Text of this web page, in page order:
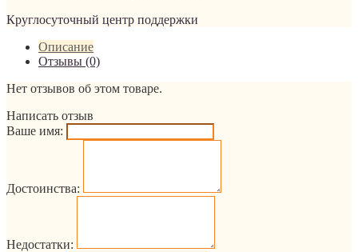
Круглосуточный центр поддержки
Описание
Отзывы (0)
Нет отзывов об этом товаре.
Написать отзыв
Ваше имя:
Достоинства:
Недостатки: